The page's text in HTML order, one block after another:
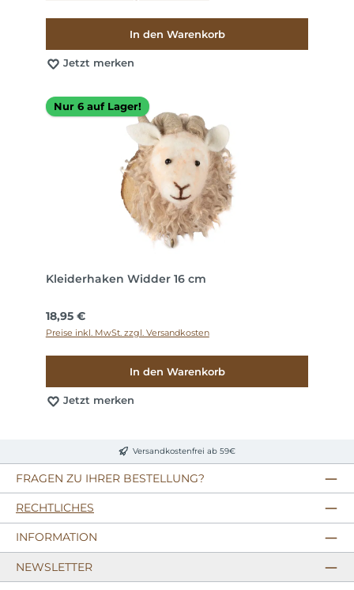
In den Warenkorb
Jetzt merken
Nur 6 auf Lager!
Kleiderhaken Widder 16 cm
Regulärer Preis:
18,95 €
Preise inkl. MwSt. zzgl. Versandkosten
In den Warenkorb
Jetzt merken
Versandkostenfrei ab 59€
FRAGEN ZU IHRER BESTELLUNG?
RECHTLICHES
INFORMATION
NEWSLETTER